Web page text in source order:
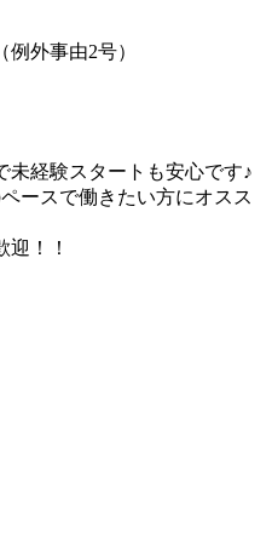
外事由2号）
未経験スタートも安心です♪
ースで働きたい方にオスス
！！